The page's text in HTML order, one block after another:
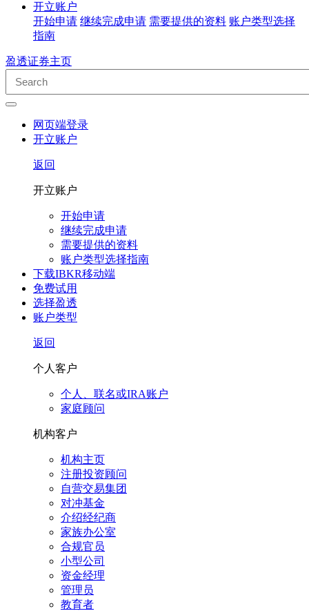
开立账户
开始申请 继续完成申请 需要提供的资料 账户类型选择
指南
盈透证券主页
网页端登录
开立账户
返回
开立账户
开始申请
继续完成申请
需要提供的资料
账户类型选择指南
下载IBKR移动端
免费试用
选择盈透
账户类型
返回
个人客户
个人、联名或IRA账户
家庭顾问
机构客户
机构主页
注册投资顾问
自营交易集团
对冲基金
介绍经纪商
家族办公室
合规官员
小型公司
资金经理
管理员
教育者